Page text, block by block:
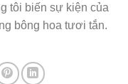
tôi biến sự kiện của
bông hoa tươi tắn.